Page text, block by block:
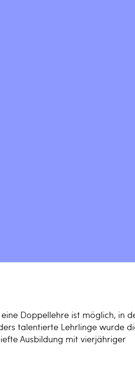
Doppellehre ist möglich, in
talentierte Lehrlinge wurde
Ausbildung mit vierjähriger